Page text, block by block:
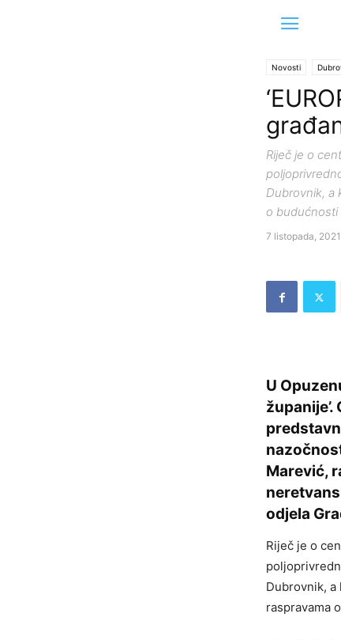
Novosti
Riječ je o
Dubrovnik, a
o budućnosti
7 listopada, 2021
U
Marević,
odjela
Riječ je o
Dubrovnik,
raspravama